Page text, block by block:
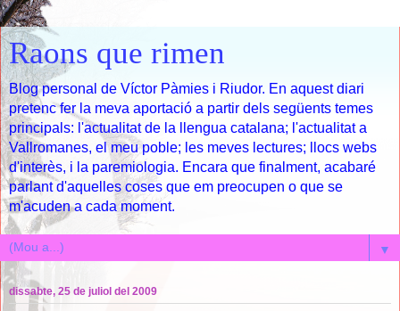
Raons que rimen
Blog personal de Víctor Pàmies i Riudor. En aquest diari
pretenc fer la meva aportació a partir dels següents temes
principals: l'actualitat de la llengua catalana; l'actualitat a
Vallromanes, el meu poble; les meves lectures; llocs webs
d'interès, i la paremiologia. Encara que finalment, acabaré
parlant d'aquelles coses que em preocupen o que se
m'acuden a cada moment.
▼
dissabte, 25 de juliol del 2009